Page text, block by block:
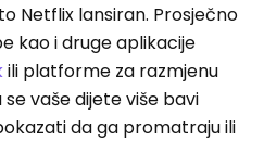
Netflix lansiran. Prosječno
kao i druge aplikacije
ili platforme za razmjenu
vaše dijete više bavi
da ga promatraju ili